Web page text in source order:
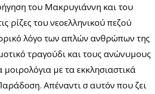
του Μακρυγιάννη και του
ρίζες του νεοελληνικού πεζού
λόγο των απλών ανθρώπων της
τραγούδι και τους ανώνυμους
με τα εκκλησιαστικά
Απέναντι σ αυτόν που ζει